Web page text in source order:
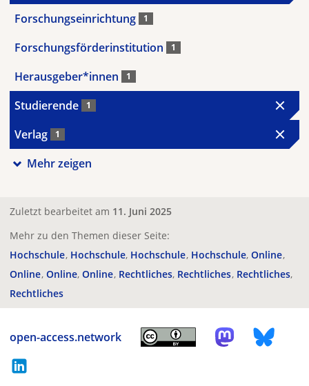
Forschungseinrichtung 1
Forschungsförderinstitution 1
Herausgeber*innen 1
Studierende 1
Verlag 1
Mehr zeigen
Zuletzt bearbeitet am 11. Juni 2025
Mehr zu den Themen dieser Seite:
Hochschule Hochschule Hochschule Hochschule Online
Online Online Online Rechtliches Rechtliches Rechtliches
Rechtliches
open-access.network